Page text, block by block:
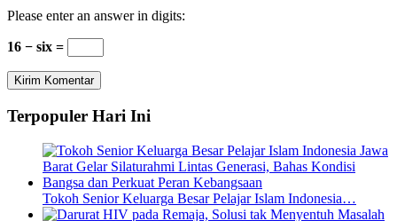
Please enter an answer in digits:
16 − six =
Terpopuler Hari Ini
Tokoh Senior Keluarga Besar Pelajar Islam Indonesia…